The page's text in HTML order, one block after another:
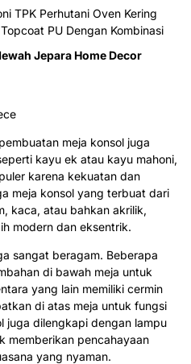
TPK Perhutani Oven Kering
PU Dengan Kombinasi
Jepara Home Decor
meja konsol juga
kayu ek atau kayu mahoni,
karena kekuatan dan
meja konsol yang terbuat dari
kaca, atau bahkan akrilik,
modern dan eksentrik.
sangat beragam. Beberapa
di bawah meja untuk
yang lain memiliki cermin
di atas meja untuk fungsi
juga dilengkapi dengan lampu
memberikan pencahayaan
yang nyaman.